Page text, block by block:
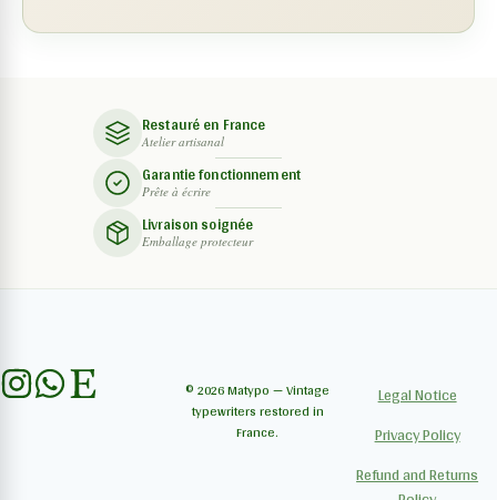
Restauré en France
Atelier artisanal
Garantie fonctionnement
Prête à écrire
Livraison soignée
Emballage protecteur
© 2026 Matypo — Vintage
typewriters restored in
France.
Legal Notice
Privacy Policy
Refund and Returns